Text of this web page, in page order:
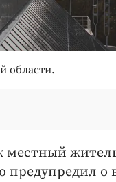
области.
предупредил